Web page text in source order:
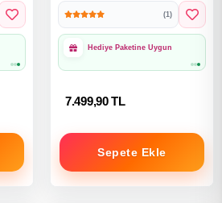
Çocuk Bisikleti
(1)
Hediye Paketine Uygun
7.499,90 TL
Sepete Ekle